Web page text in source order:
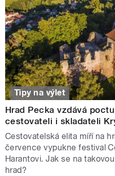
Tipy na výlet
Hrad Pecka vzdává
cestovateli i skladateli
Cestovatelská elita míří na
července vypukne festival
Harantovi. Jak se na
hrad?